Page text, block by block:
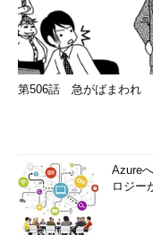
第506話 急がばまわれ
Azure
ロジー